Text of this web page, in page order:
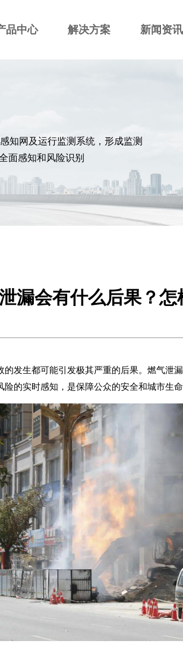
品中心 解决方案 新闻资讯
知网及运行监测系统，形成监测
面感知和风险识别
漏会有什么后果？
发生都可能引发极其严重的后果。燃气
险的实时感知，是保障公众的安全和城市生